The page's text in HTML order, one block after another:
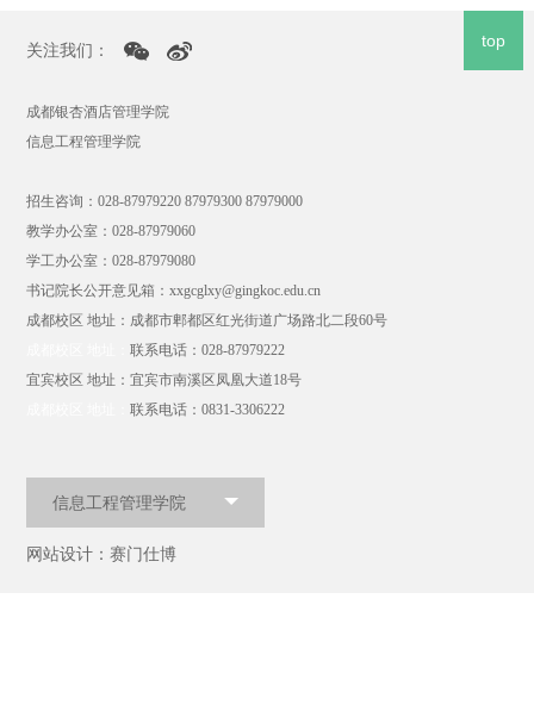
top
关注我们：
成都银杏酒店管理学院
信息工程管理学院
招生咨询：028-87979220 87979300 87979000
教学办公室：028-87979060
学工办公室：028-87979080
书记院长公开意见箱：xxgcglxy@gingkoc.edu.cn
成都校区 地址：成都市郫都区红光街道广场路北二段60号
成都校区 地址：联系电话：028-87979222
宜宾校区 地址：宜宾市南溪区凤凰大道18号
成都校区 地址：联系电话：0831-3306222
信息工程管理学院
网站设计：赛门仕博